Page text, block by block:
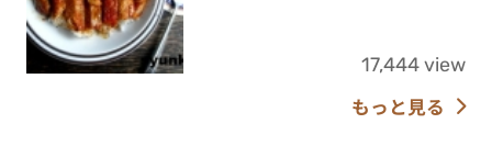
17,444 view
もっと見る